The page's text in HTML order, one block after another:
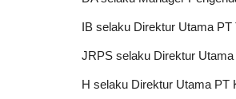
IB selaku Direktur Utama PT
JRPS selaku Direktur
H selaku Direktur Utama PT